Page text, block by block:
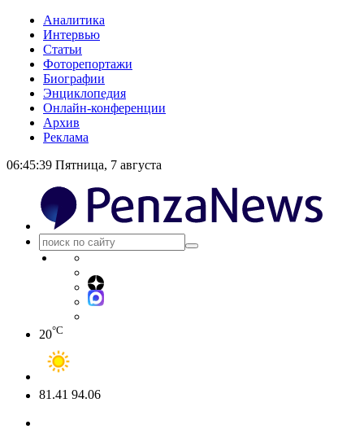
Аналитика
Интервью
Статьи
Фоторепортажи
Биографии
Энциклопедия
Онлайн-конференции
Архив
Реклама
06:45:40 Пятница, 7 августа
20°C
81.41 94.06